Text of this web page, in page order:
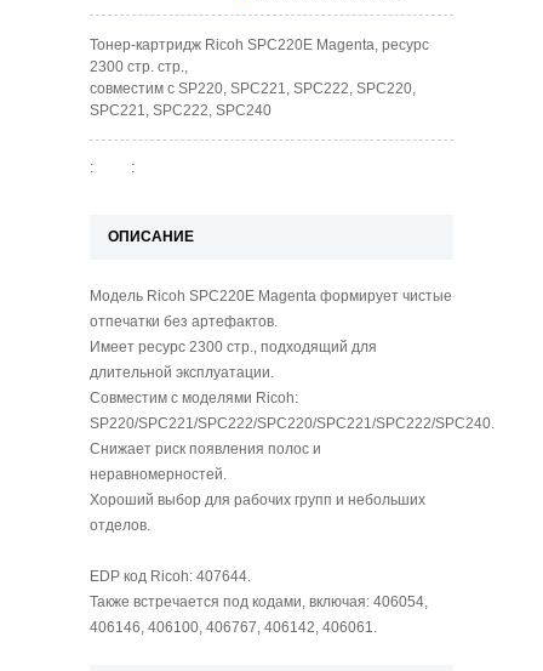
Тонер-картридж Ricoh SPC220E Magenta, ресурс
2300 стр. стр.,
совместим с SP220, SPC221, SPC222, SPC220,
SPC221, SPC222, SPC240
: :
ОПИСАНИЕ
Модель Ricoh SPC220E Magenta формирует чистые
отпечатки без артефактов.
Имеет ресурс 2300 стр., подходящий для
длительной эксплуатации.
Совместим с моделями Ricoh:
SP220/SPC221/SPC222/SPC220/SPC221/SPC222/SPC240.
Снижает риск появления полос и
неравномерностей.
Хороший выбор для рабочих групп и небольших
отделов.
EDP код Ricoh: 407644.
Также встречается под кодами, включая: 406054,
406146, 406100, 406767, 406142, 406061.